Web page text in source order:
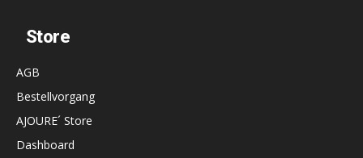
Store
AGB
Bestellvorgang
AJOURE´ Store
Dashboard